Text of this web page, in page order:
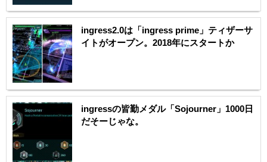
ingress2.0は「ingress prime」ティザーサ
イトがオープン。2018年にスタートか
ingressの皆勤メダル「Sojourner」1000日
だそーじゃな。